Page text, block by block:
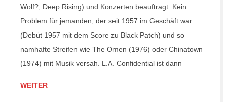
Wolf?, Deep Rising) und Konzerten beauftragt. Kein
Problem für jemanden, der seit 1957 im Geschäft war
(Debüt 1957 mit dem Score zu Black Patch) und so
namhafte Streifen wie The Omen (1976) oder Chinatown
(1974) mit Musik versah. L.A. Confidential ist dann
WEITER